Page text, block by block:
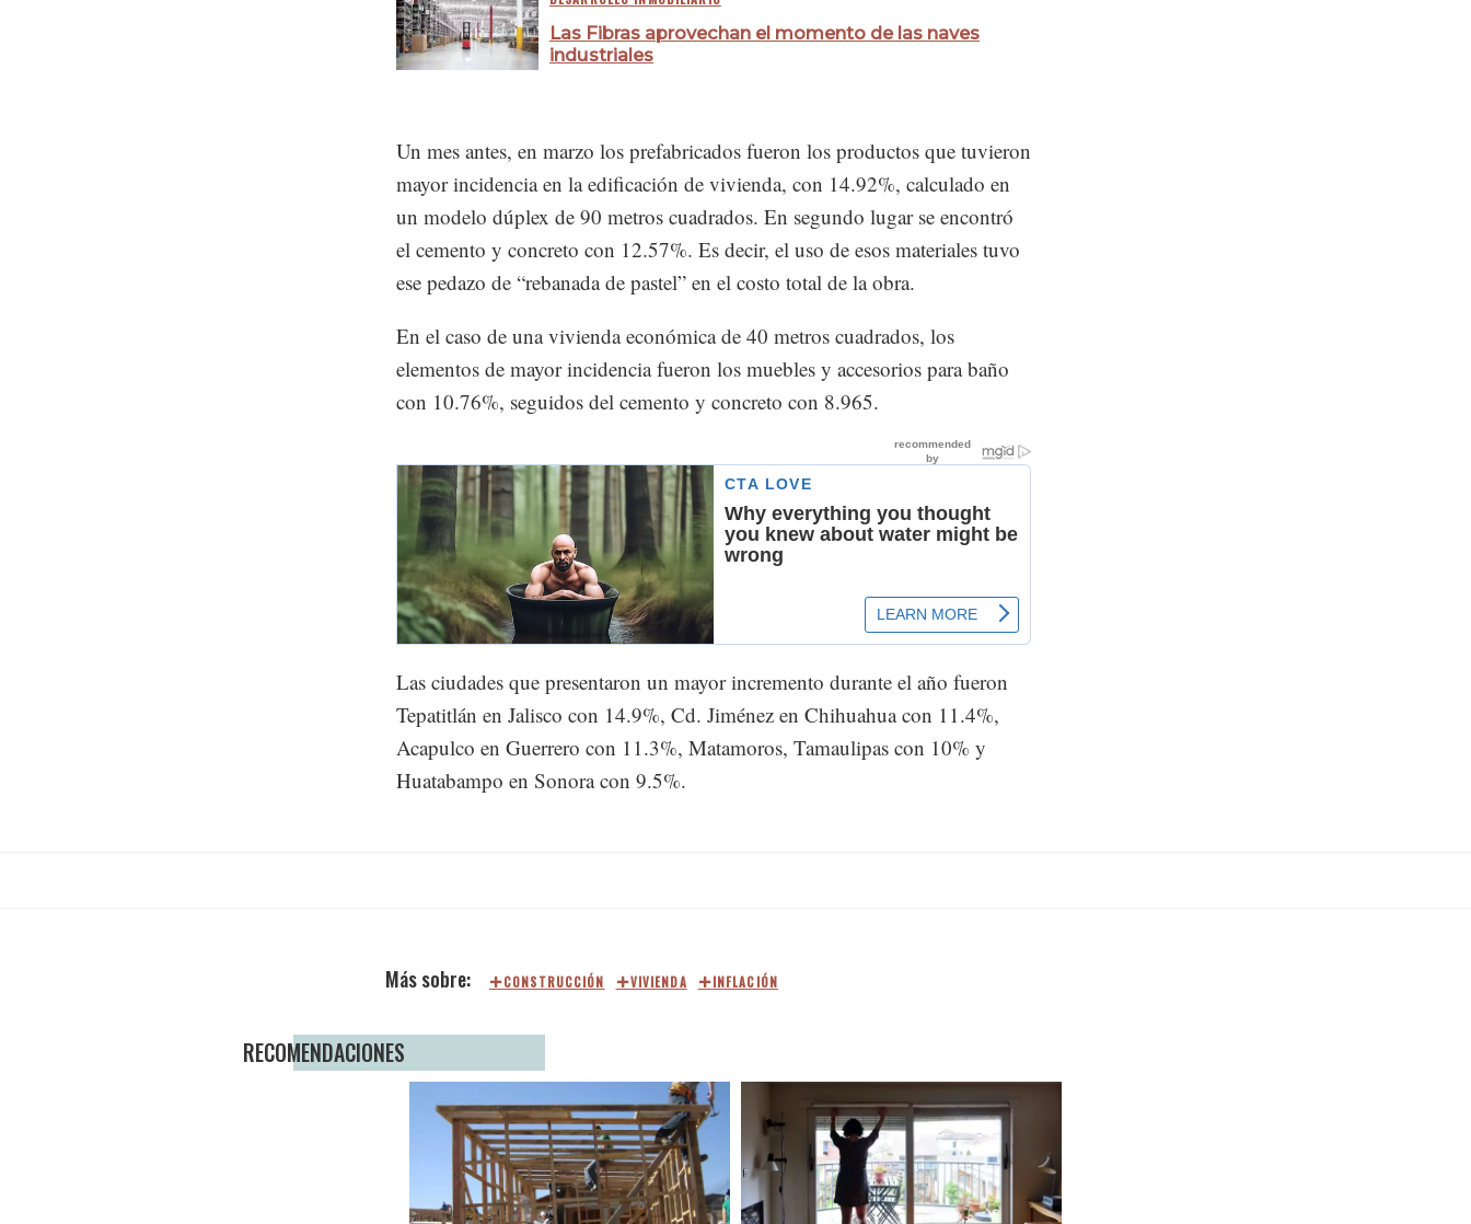
seguido de materiales con 5.6% y en último lugar la maquinaria, con 3.2%.
Te recomendamos:
Las Fibras aprovechan el momento de las naves
industriales
Un mes antes, en marzo los prefabricados fueron los productos que tuvieron
mayor incidencia en la edificación de vivienda, con 14.92%, calculado en
el cemento y concreto con 12.57%. Es decir, el uso de esos materiales tuvo
ese pedazo de “rebanada de pastel” en el costo total de la obra.
En el caso de una vivienda económica de 40 metros cuadrados, los
elementos de mayor incidencia fueron los muebles y accesorios para baño
con 10.76%, seguidos del cemento y concreto con 8.965.
Las ciudades que presentaron un mayor incremento durante el año fueron
CONSTRUCCIÓN VIVIENDA INFLACIÓN